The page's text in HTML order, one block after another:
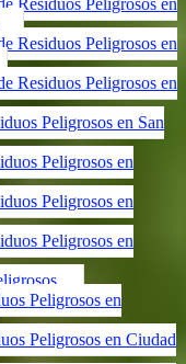
Residuos Peligrosos en
Residuos Peligrosos en
Residuos Peligrosos en
Peligrosos en San
Peligrosos en
Peligrosos en
Peligrosos en
Peligrosos en
Peligrosos en Ciudad